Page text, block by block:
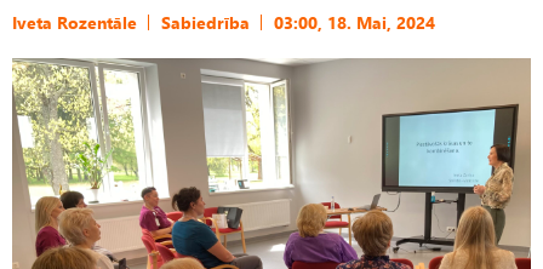
Iveta Rozentāle Sabiedrība 03:00, 18. Mai, 2024